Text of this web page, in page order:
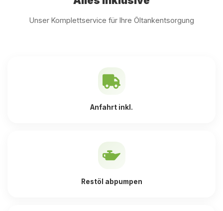
Unser Komplettservice für Ihre Öltankentsorgung
Anfahrt inkl.
Restöl abpumpen